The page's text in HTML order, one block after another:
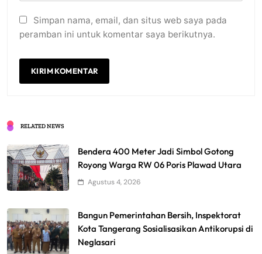
Simpan nama, email, dan situs web saya pada
peramban ini untuk komentar saya berikutnya.
RELATED NEWS
Bendera 400 Meter Jadi Simbol Gotong
Royong Warga RW 06 Poris Plawad Utara
Agustus 4, 2026
Bangun Pemerintahan Bersih, Inspektorat
Kota Tangerang Sosialisasikan Antikorupsi di
Neglasari